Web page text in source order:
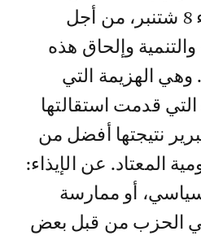
الاقتراع، يوم الأربعاء 8 شتنبر، من أجل
وإلحاق هذه
وهي الهزيمة التي
قدمت استقالتها
نتيجتها أفضل من
المعتاد. عن الإيذاء:
أو ممارسة
الحزب من قبل بعض